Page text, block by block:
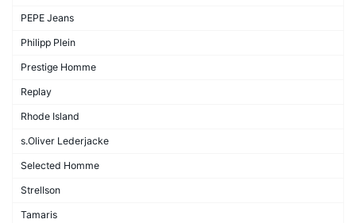
PEPE Jeans
Philipp Plein
Prestige Homme
Replay
Rhode Island
s.Oliver Lederjacke
Selected Homme
Strellson
Tamaris